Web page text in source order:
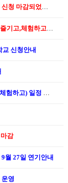
교 신청안내
감
월 27일 연기안내
영